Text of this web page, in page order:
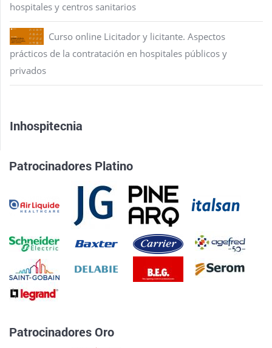
hospitales y centros sanitarios
Curso online Licitador y licitante. Aspectos
prácticos de la contratación en hospitales públicos y
privados
Inhospitecnia
Patrocinadores Platino
Patrocinadores Oro